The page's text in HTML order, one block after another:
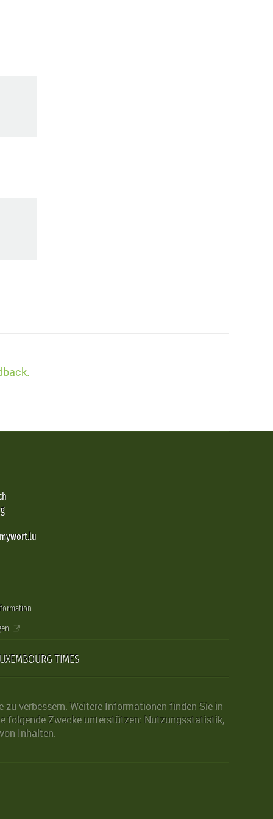
TIMES
verbessern. Weitere Informationen finden Sie in
folgende Zwecke unterstützen: Nutzungsstatistik,
Inhalten.